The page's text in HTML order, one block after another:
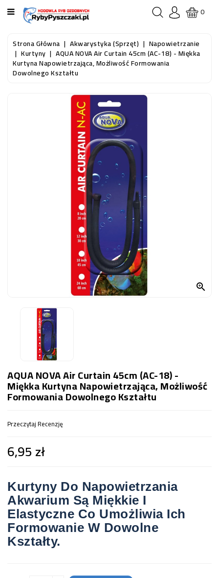
KATEGORIA
STRONA
GŁÓWNA
RYBY
0
Strona Główna Akwarystyka (sprzęt) Napowietrzanie
Kurtyny AQUA NOVA Air Curtain 45cm (AC-18) - Miękka
Kurtyna Napowietrzająca, Możliwość Formowania
Dowolnego Kształtu

AQUA NOVA Air Curtain 45cm (AC-18) -
Miękka Kurtyna Napowietrzająca, Możliwość
Formowania Dowolnego Kształtu
Przeczytaj Recenzję
6,95 zł
Kurtyny Do Napowietrzania
Akwarium Są Miękkie I
Elastyczne Co Umożliwia Ich
Formowanie W Dowolne
Kształty.